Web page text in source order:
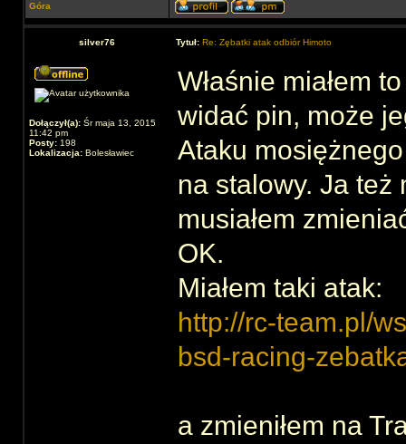
Góra
silver76 Tytuł: Re: Zębatki atak odbiór Himoto
Dołączył(a): Śr maja 13, 2015
11:42 pm
Posty: 198
Lokalizacja: Bolesławiec
Właśnie miałem
widać pin, może
Ataku
na stalowy. Ja też
musiałem
OK.
Miałem taki atak:
http://rc-team.pl/
bsd-racing-
a zmieniłem na